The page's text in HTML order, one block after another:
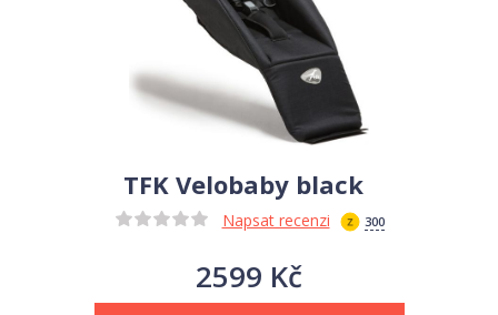
TFK Velobaby black
Napsat recenzi 300
2599 Kč